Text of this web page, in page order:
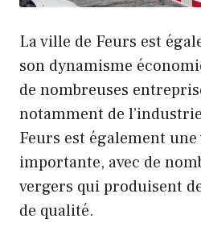
La ville de Feurs est
son dynamisme
de nombreuses
notamment de
Feurs est également
importante, avec de
vergers qui produisent
de qualité.